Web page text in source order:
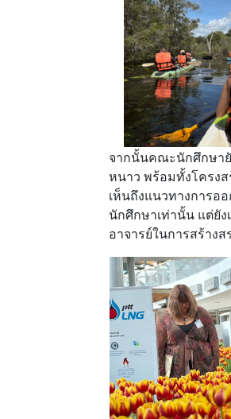
จากนั้นคณะนักศึกษา
หนาว พร้อมทั้งโครง
เห็นถึงแนวทางการอ
นักศึกษาเท่านั้น แต่ยั
อาจารย์ในการสร้าง